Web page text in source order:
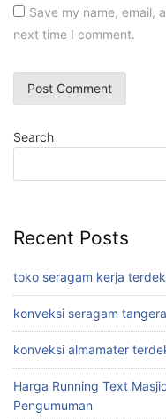
Save my name, email,
next time I comment.
Search
Recent Posts
toko seragam kerja
konveksi seragam
konveksi almamater
Harga Running Text
Pengumuman